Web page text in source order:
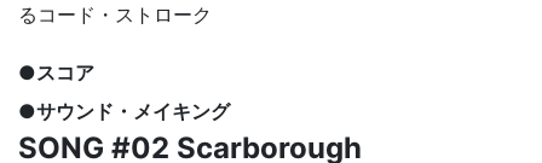
るコード・ストローク
●スコア
●サウンド・メイキング
SONG #02 Scarborough